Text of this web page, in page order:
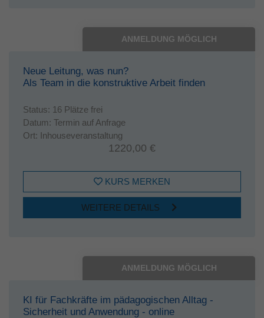
ANMELDUNG MÖGLICH
Neue Leitung, was nun?
Als Team in die konstruktive Arbeit finden
Status: 16 Plätze frei
Datum: Termin auf Anfrage
Ort: Inhouseveranstaltung
1220,00 €
KURS MERKEN
WEITERE DETAILS
ANMELDUNG MÖGLICH
KI für Fachkräfte im pädagogischen Alltag -
Sicherheit und Anwendung - online